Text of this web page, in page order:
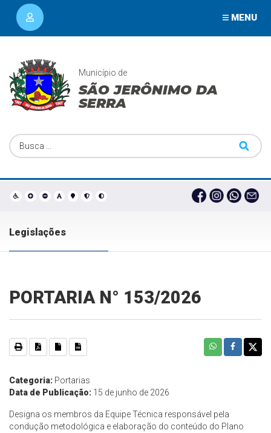
MENU
Município de
SÃO JERÔNIMO DA
SERRA
Legislações
PORTARIA N° 153/2026
Categoria: Portarias
Data de Publicação: 15 de junho de 2026
Designa os membros da Equipe Técnica responsável pela
condução metodológica e elaboração do conteúdo do Plano